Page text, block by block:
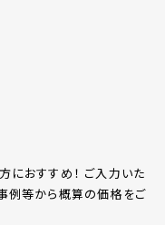
におすすめ！ ご入力いた
例等から概算の価格をご